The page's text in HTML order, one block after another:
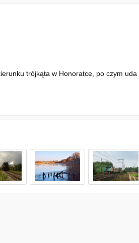
trójkąta w Honoratce, po czym